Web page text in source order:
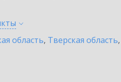
область, Тверская область,